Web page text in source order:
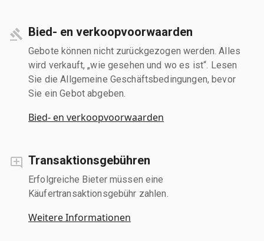
Bied- en verkoopvoorwaarden
Gebote können nicht zurückgezogen werden. Alles
wird verkauft, „wie gesehen und wo es ist“. Lesen
Sie die Allgemeine Geschäftsbedingungen, bevor
Sie ein Gebot abgeben.
Bied- en verkoopvoorwaarden
Transaktionsgebühren
Erfolgreiche Bieter müssen eine
Käufertransaktionsgebühr zahlen.
Weitere Informationen